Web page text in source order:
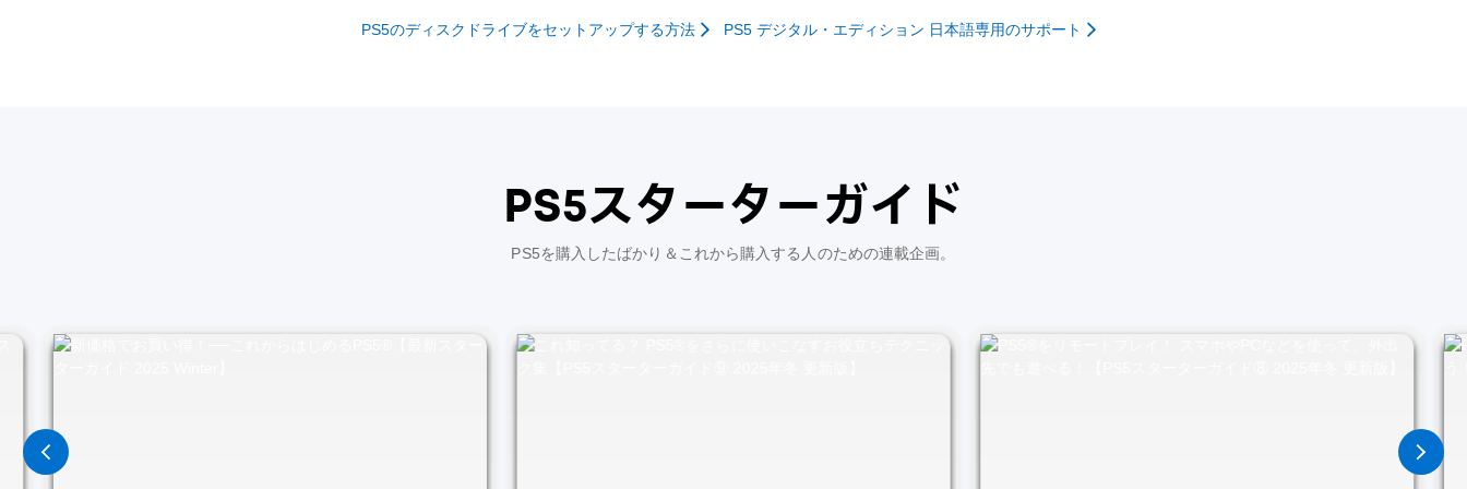
PS5のディスクドライブをセットアップする方法 PS5 デジタル・エディション 日本語専用のサポート
PS5スターターガイド
PS5を購入したばかり＆これから購入する人のための連載企画。